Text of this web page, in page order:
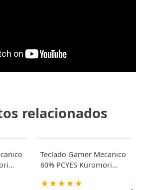
relacionados
Teclado Gamer Mecanico
60% PCYES Kuromori
★★★★★